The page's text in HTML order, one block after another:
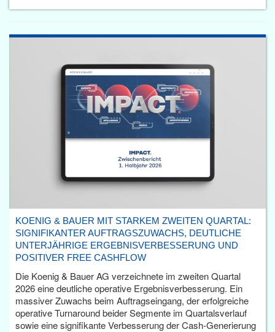
KOENIG & BAUER MIT STARKEM ZWEITEN QUARTAL:
SIGNIFIKANTER AUFTRAGSZUWACHS, DEUTLICHE
UNTERJÄHRIGE ERGEBNISVERBESSERUNG UND
POSITIVER FREE CASHFLOW
Die Koenig & Bauer AG verzeichnete im zweiten Quartal
2026 eine deutliche operative Ergebnisverbesserung. Ein
massiver Zuwachs beim Auftragseingang, der erfolgreiche
operative Turnaround beider Segmente im Quartalsverlauf
sowie eine signifikante Verbesserung der Cash-Generierung